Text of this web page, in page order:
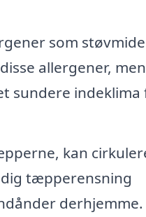
som
allergener, men
sundere indeklima
kan
tæpperensning
derhjemme.